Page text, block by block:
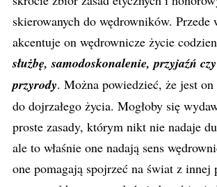
skierowanych do wędrowników. Przede
akcentuje on wędrownicze życie
służbę, samodoskonalenie, przyjaźń
przyrody. Można powiedzieć, że jest
do dojrzałego życia. Mogłoby się
proste zasady, którym nikt nie nadaje
ale to właśnie one nadają sens
one pomagają spojrzeć na świat z innej